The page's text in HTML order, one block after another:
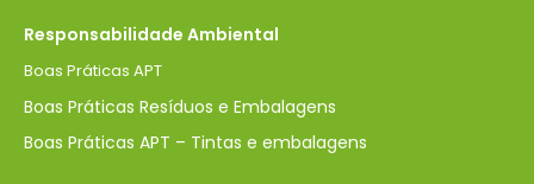
Responsabilidade Ambiental
Boas Práticas APT
Boas Práticas Resíduos e Embalagens
Boas Práticas APT – Tintas e embalagens